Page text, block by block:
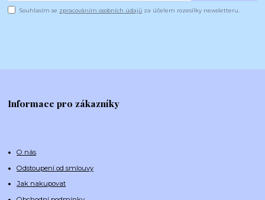
Souhlasím se zpracováním osobních údajů za účelem rozesílky newsletteru.
Informace pro zákazníky
O nás
Odstoupení od smlouvy
Jak nakupovat